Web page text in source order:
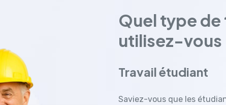
Quel type
utilisez-vous
Travail étudiant
Saviez-vous que les